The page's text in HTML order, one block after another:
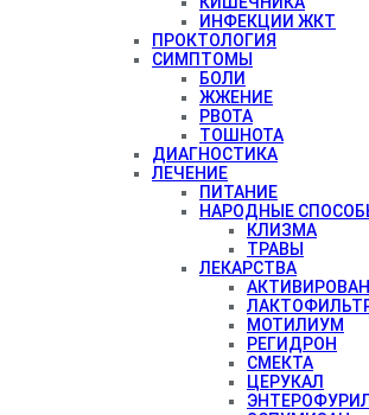
ИНФЕКЦИИ ЖКТ
ПРОКТОЛОГИЯ
СИМПТОМЫ
БОЛИ
ЖЖЕНИЕ
РВОТА
ТОШНОТА
ДИАГНОСТИКА
ЛЕЧЕНИЕ
ПИТАНИЕ
НАРОДНЫЕ
КЛИЗМА
ТРАВЫ
ЛЕКАРСТВА
МОТИЛИУМ
РЕГИДРОН
СМЕКТА
ЦЕРУКАЛ
ЭНТЕРОФУРИЛ